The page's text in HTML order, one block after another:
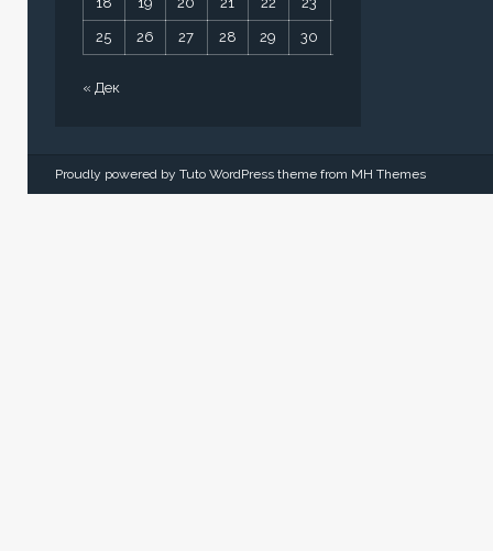
25 26 27 28 29 30
« Дек
Proudly powered by Tuto WordPress theme from MH Themes